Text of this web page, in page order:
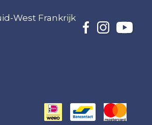
West Frankrijk